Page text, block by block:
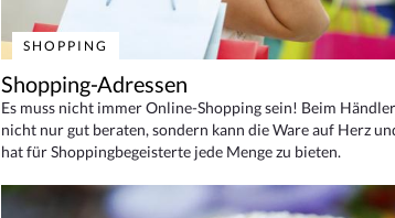
SHOPPING
Shopping-Adressen
Es muss nicht immer Online-Shopping sein! Beim
nicht nur gut beraten, sondern kann die Ware auf Herz
hat für Shoppingbegeisterte jede Menge zu bieten.